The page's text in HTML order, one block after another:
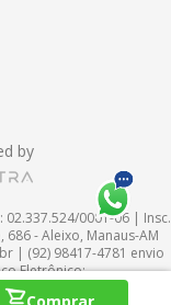
by
0001-06 | Insc.
- Aleixo, Manaus-AM
| (92) 98417-4781 envio
Eletrônico:
Todos os direitos